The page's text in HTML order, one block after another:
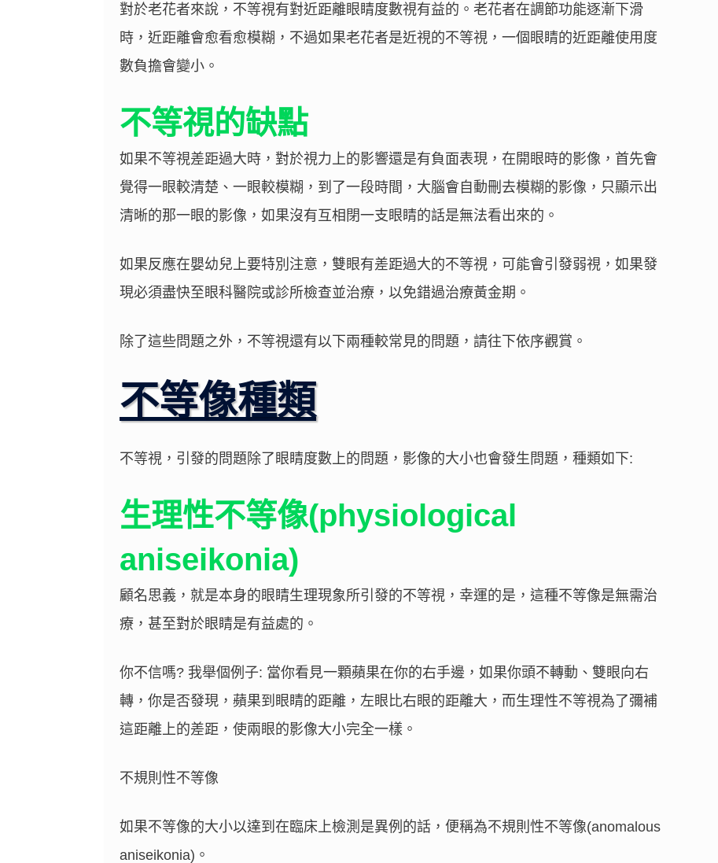
對於老花者來說，不等視有對近距離眼睛度數視有益的。老花者在調節功能逐漸下滑
時，近距離會愈看愈模糊，不過如果老花者是近視的不等視，一個眼睛的近距離使用度
數負擔會變小。
不等視的缺點
如果不等視差距過大時，對於視力上的影響還是有負面表現，在開眼時的影像，首先會
覺得一眼較清楚、一眼較模糊，到了一段時間，大腦會自動刪去模糊的影像，只顯示出
清晰的那一眼的影像，如果沒有互相閉一支眼睛的話是無法看出來的。
如果反應在嬰幼兒上要特別注意，雙眼有差距過大的不等視，可能會引發弱視，如果發
現必須盡快至眼科醫院或診所檢查並治療，以免錯過治療黃金期。
除了這些問題之外，不等視還有以下兩種較常見的問題，請往下依序觀賞。
不等像種類
不等視，引發的問題除了眼睛度數上的問題，影像的大小也會發生問題，種類如下:
生理性不等像(physiological
aniseikonia)
顧名思義，就是本身的眼睛生理現象所引發的不等視，幸運的是，這種不等像是無需治
療，甚至對於眼睛是有益處的。
你不信嗎? 我舉個例子: 當你看見一顆蘋果在你的右手邊，如果你頭不轉動、雙眼向右
轉，你是否發現，蘋果到眼睛的距離，左眼比右眼的距離大，而生理性不等視為了彌補
這距離上的差距，使兩眼的影像大小完全一樣。
不規則性不等像
如果不等像的大小以達到在臨床上檢測是異例的話，便稱為不規則性不等像(anomalous
aniseikonia)。